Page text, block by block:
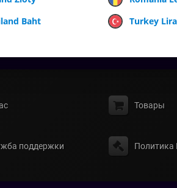
Baht Turkey Lira
Товары
поддержки Политика